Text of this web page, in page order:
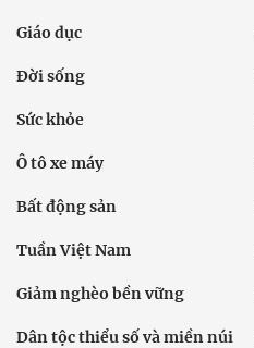
Giáo dục
Đời sống
Sức khỏe
Ô tô xe máy
Bất động sản
Tuần Việt Nam
Giảm nghèo bền vững
Dân tộc thiểu số và miền núi